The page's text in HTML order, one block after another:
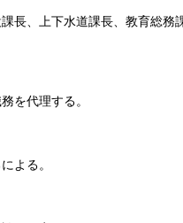
長、上下水道課長、教育総務
を代理する。
よる。